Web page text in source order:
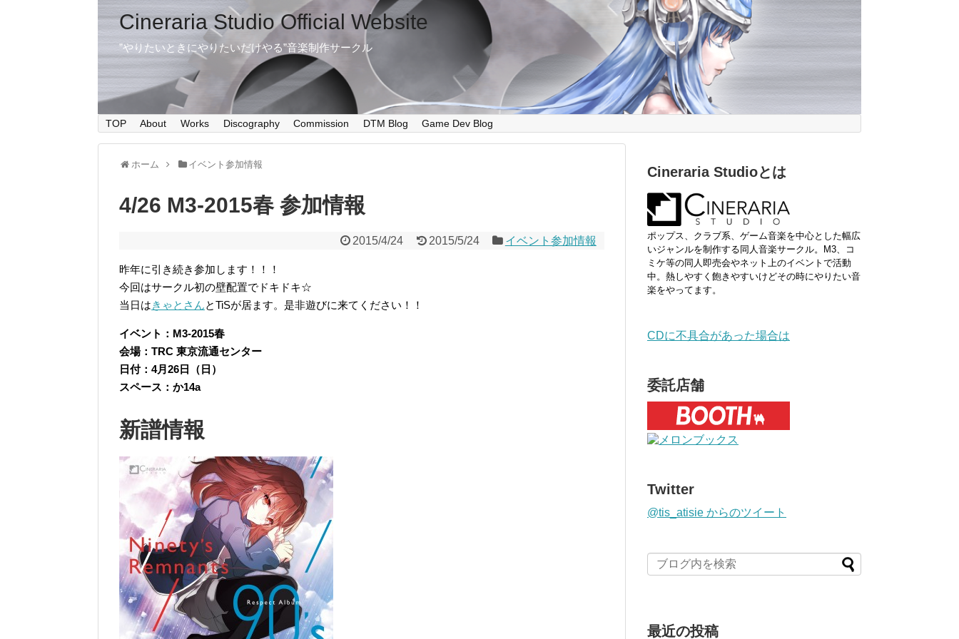
Cineraria Studio Official Website
”やりたいときにやりたいだけやる”音楽制作サークル
TOP About Works Discography Commission DTM Blog Game Dev Blog
ホーム イベント参加情報
4/26 M3-2015春 参加情報
2015/4/24 2015/5/24 イベント参加情報
昨年に引き続き参加します！！！
今回はサークル初の壁配置でドキドキ☆
当日はきゃとさんとTiSが居ます。是非遊びに来てください！！
イベント：M3-2015春
会場：TRC 東京流通センター
日付：4月26日（日）
スペース：か14a
新譜情報
Cineraria Studioとは
ポップス、クラブ系、ゲーム音楽を中心とした幅広
いジャンルを制作する同人音楽サークル。M3、コ
ミケ等の同人即売会やネット上のイベントで活動
中。熱しやすく飽きやすいけどその時にやりたい音
楽をやってます。
CDに不具合があった場合は
委託店舗
Twitter
@tis_atisie からのツイート
最近の投稿